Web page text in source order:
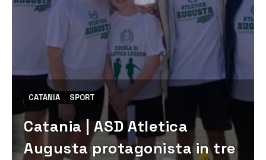
CATANIA SPORT
Catania | ASD Atletica
Augusta protagonista in tre